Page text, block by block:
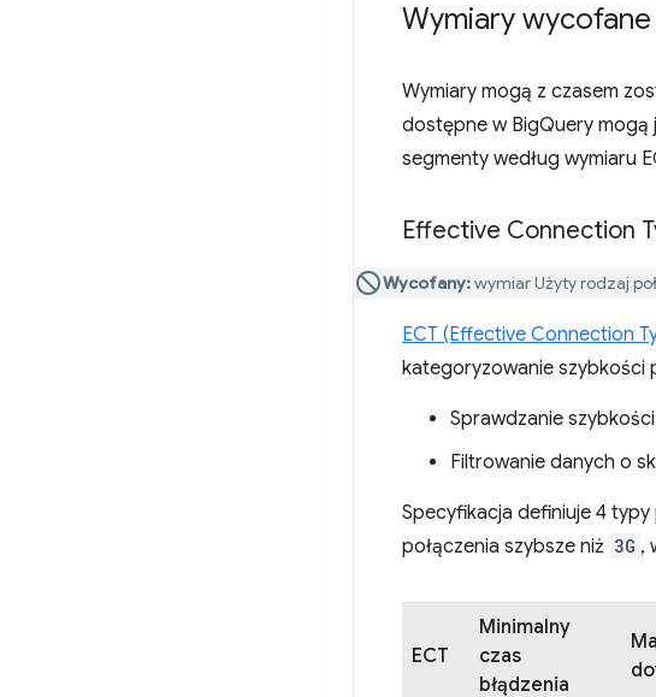
Wymiary
Wymiary mogą z czasem
dostępne w BigQuery mogą
segmenty według wymiaru
Effective Connection
Wycofany:wymiar Użyty rodzaj
ECT (Effective Connection
kategoryzowanie szybkości
Sprawdzanie
Filtrowanie danych o
Specyfikacja definiuje 4
połączenia szybsze niż 3G ,
ECT
Minimalny
czas
błądzenia